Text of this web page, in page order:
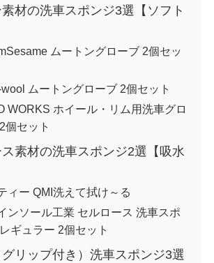
材の洗車スポンジ3選【ソフト
ムートングローブ 2個セッ
ムートングローブ 2個セット
WORKS ホイール・リム用洗車グロ
個セット
素材の洗車スポンジ2選【吸水
ィー QMI洗えて拭け～る
ンソール工業 セルロース 洗車スポ
ギュラー 2個セット
リップ付き）洗車スポンジ3選